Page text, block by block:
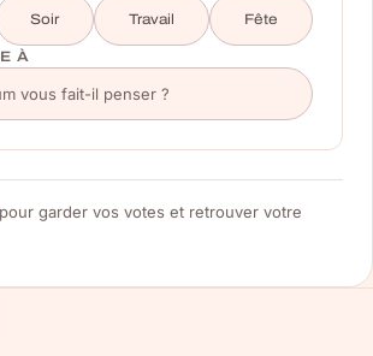
Soir Travail Fête
À
pour garder vos votes et retrouver votre